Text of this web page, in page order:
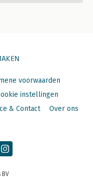
voorwaarden
instellingen
& Contact Over ons